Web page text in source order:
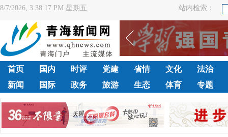
8/7/2026, 3:38:18 PM 星期五 站内检索：
首页 国内 时评 党建 省情 文化
法治
新闻
国际 政务 旅游 生态 体育 专题